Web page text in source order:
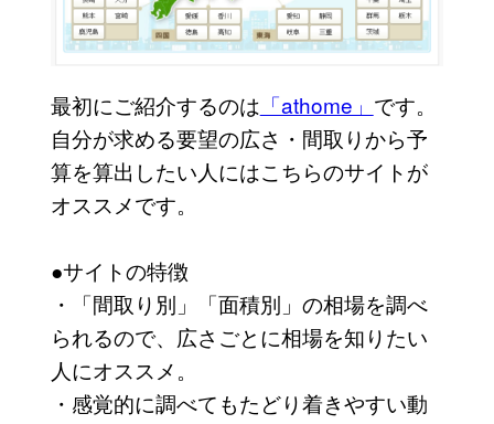
最初にご紹介するのは 「athome」 です。
自分が求める要望の広さ・間取りから予
算を算出したい人にはこちらのサイトが
オススメです。
●サイトの特徴
・「間取り別」「面積別」の相場を調べ
られるので、広さごとに相場を知りたい
人にオススメ。
・感覚的に調べてもたどり着きやすい動